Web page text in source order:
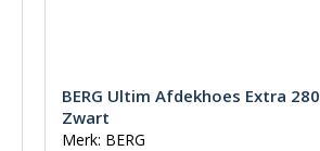
BERG Ultim Afdekhoes Extra 280
Zwart
Merk: BERG